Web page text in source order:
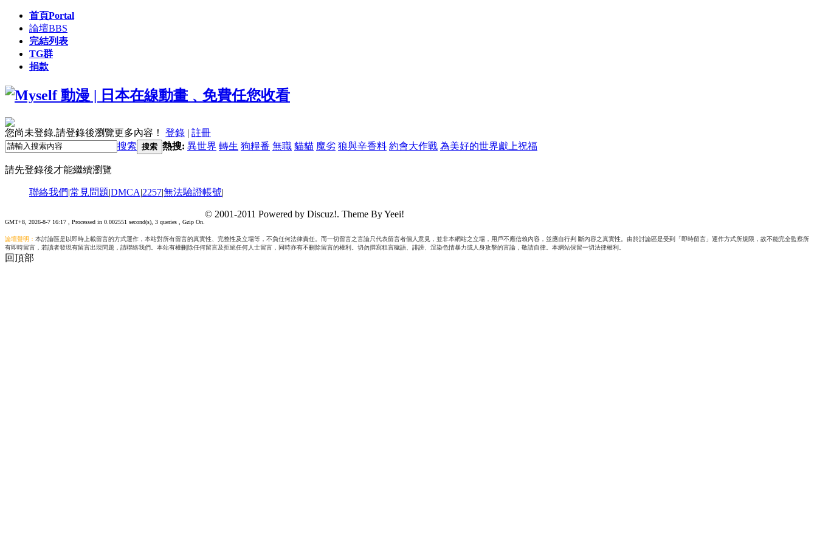
首頁Portal
論壇BBS
完結列表
TG群
捐款
您尚未登錄,請登錄後瀏覽更多內容！ 登錄 | 註冊
搜索 搜索 熱搜: 異世界 轉生 狗糧番 無職 貓貓 魔劣 狼與辛香料 約會大作戰 為美好的世界獻上祝福
請先登錄後才能繼續瀏覽
聯絡我們|常見問題|DMCA|2257|無法驗證帳號|
GMT+8, 2026-8-7 16:17 , Processed in 0.002551 second(s), 3 queries , Gzip On.
© 2001-2011 Powered by Discuz!. Theme By Yeei!
論壇聲明： 本討論區是以即時上載留言的方式運作，本站對所有留言的真實性、完整性及立場等，不負任何法律責任。而一切留言之言論只代表留言者個人意見，並非本網站之立場，用戶不應信賴內容，並應自行判 斷內容之真實性。由於討論區是受到「即時留言」運作方式所規限，故不能完全監察所
有即時留言，若讀者發現有留言出現問題，請聯絡我們。本站有權刪除任何留言及拒絕任何人士留言，同時亦有不刪除留言的權利。切勿撰寫粗言穢語、誹謗、渲染色情暴力或人身攻擊的言論，敬請自律。本網站保留一切法律權利。
回頂部